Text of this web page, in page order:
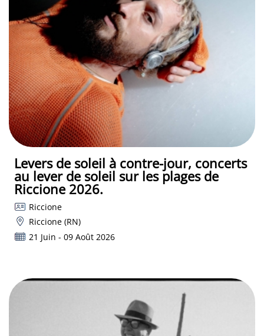
Levers de soleil à contre-jour, concerts
au lever de soleil sur les plages de
Riccione 2026.
Riccione
Riccione (RN)
21 Juin - 09 Août 2026